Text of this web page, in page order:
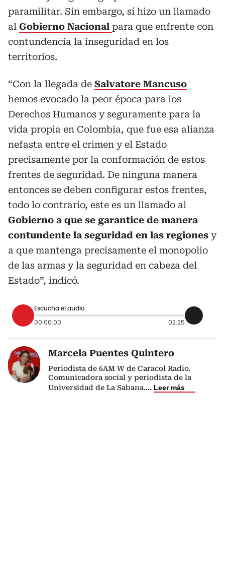
paramilitar. Sin embargo, sí hizo un llamado
al Gobierno Nacional para que enfrente con
contundencia la inseguridad en los
territorios.
“Con la llegada de Salvatore Mancuso
hemos evocado la peor época para los
Derechos Humanos y seguramente para la
vida propia en Colombia, que fue esa alianza
nefasta entre el crimen y el Estado
precisamente por la conformación de estos
frentes de seguridad. De ninguna manera
entonces se deben configurar estos frentes,
todo lo contrario, este es un llamado al
Gobierno a que se garantice de manera
contundente la seguridad en las regiones y
a que mantenga precisamente el monopolio
de las armas y la seguridad en cabeza del
Estado”, indicó.
Escucha el audio
00:00:00 02:25
Marcela Puentes Quintero
Periodista de 6AM W de Caracol Radio.
Comunicadora social y periodista de la
Universidad de La Sabana.... Leer más